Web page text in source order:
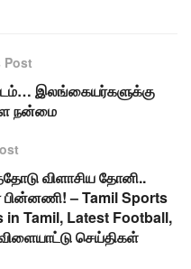
Post
இலங்கையர்களுக்கு
நன்மை
விளாசிய தோனி..
பின்னணி! – Tamil Sports
Tamil, Latest Football,
செய்திகள்